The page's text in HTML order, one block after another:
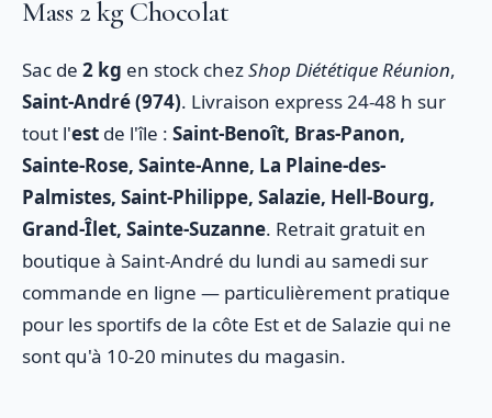
Mass 2 kg Chocolat
Sac de 2 kg en stock chezShop Diététique Réunion,
Saint-André (974). Livraison express 24-48 h sur
tout l'est de l'île : Saint-Benoît, Bras-Panon,
Sainte-Rose, Sainte-Anne, La Plaine-des-
Palmistes, Saint-Philippe, Salazie, Hell-Bourg,
Grand-Îlet, Sainte-Suzanne. Retrait gratuit en
boutique à Saint-André du lundi au samedi sur
commande en ligne — particulièrement pratique
pour les sportifs de la côte Est et de Salazie qui ne
sont qu'à 10-20 minutes du magasin.